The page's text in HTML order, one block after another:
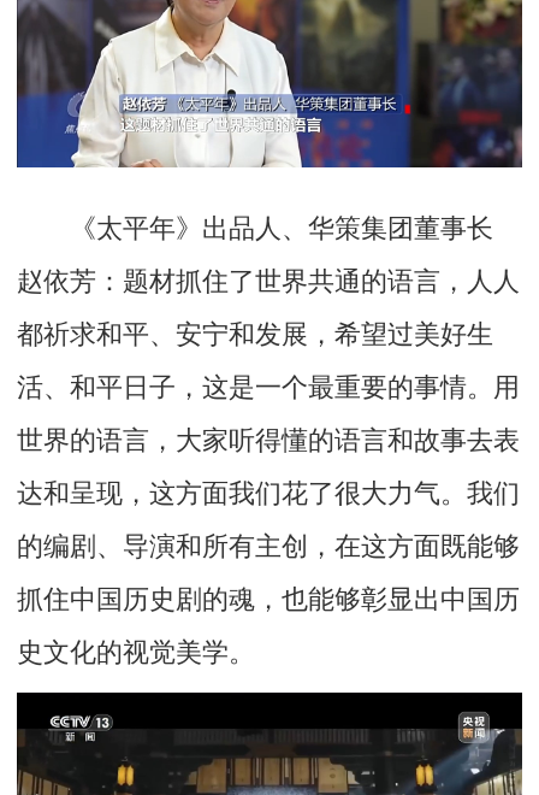
《太平年》出品人、华策集团董事长
赵依芳： 题材抓住了世界共通的语言，人人
都祈求和平、安宁和发展，希望过美好生
活、和平日子，这是一个最重要的事情。用
世界的语言，大家听得懂的语言和故事去表
达和呈现，这方面我们花了很大力气。我们
的编剧、导演和所有主创，在这方面既能够
抓住中国历史剧的魂，也能够彰显出中国历
史文化的视觉美学。